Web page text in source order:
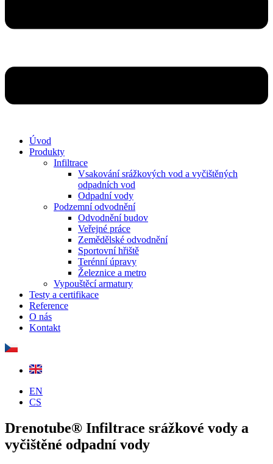
Úvod
Produkty
Infiltrace
Vsakování srážkových vod a vyčištěných
odpadních vod
Odpadní vody
Podzemní odvodnění
Odvodnění budov
Veřejné práce
Zemědělské odvodnění
Sportovní hřiště
Terénní úpravy
Železnice a metro
Vypouštěcí armatury
Testy a certifikace
Reference
O nás
Kontakt
EN
CS
Drenotube® Infiltrace srážkové vody a
vyčištěné odpadní vody